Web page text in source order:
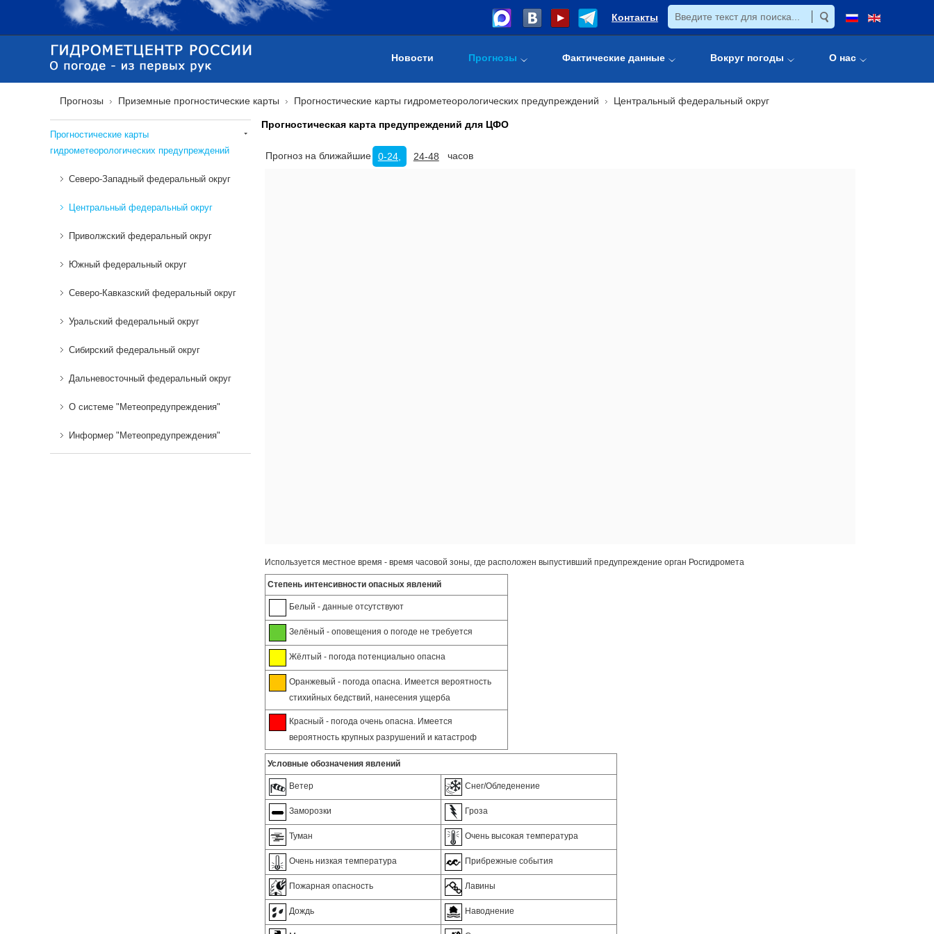
Контакты
Новости Прогнозы Фактические данные Вокруг погоды О нас
Прогнозы Приземные прогностические карты Прогностические карты гидрометеорологических предупреждений Центральный федеральный округ
Прогностическая карта предупреждений для ЦФО
Прогноз на ближайшие 0-24, 24-48 часов
Используется местное время - время часовой зоны, где расположен выпустивший предупреждение орган Росгидромета
Степень интенсивности опасных явлений
Белый - данные отсутствуют
Зелёный - оповещения о погоде не требуется
Жёлтый - погода потенциально опасна
Оранжевый - погода опасна. Имеется вероятность
стихийных бедствий, нанесения ущерба
Красный - погода очень опасна. Имеется
вероятность крупных разрушений и катастроф
Условные обозначения явлений
Ветер Снег/Обледенение
Заморозки Гроза
Туман Очень высокая температура
Очень низкая температура Прибрежные события
Пожарная опасность Лавины
Дождь Наводнение
Прогностические карты
гидрометеорологических предупреждений
Северо-Западный федеральный округ
Центральный федеральный округ
Приволжский федеральный округ
Южный федеральный округ
Северо-Кавказский федеральный округ
Уральский федеральный округ
Сибирский федеральный округ
Дальневосточный федеральный округ
О системе "Метеопредупреждения"
Информер "Метеопредупреждения"